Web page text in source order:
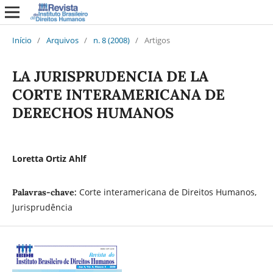
Início / Arquivos / n. 8 (2008) / Artigos
LA JURISPRUDENCIA DE LA
CORTE INTERAMERICANA DE
DERECHOS HUMANOS
Loretta Ortiz Ahlf
Palavras-chave: Corte interamericana de Direitos Humanos,
Jurisprudência